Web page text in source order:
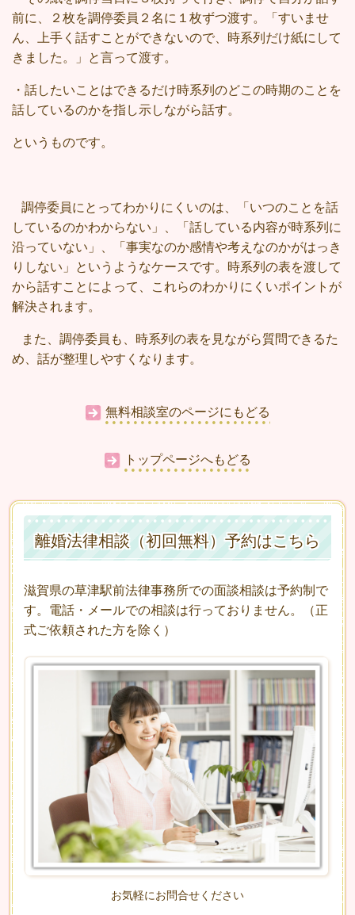
前に、２枚を調停委員２名に１枚ずつ渡す。「すいませ
ん、上手く話すことができないので、時系列だけ紙にして
きました。」と言って渡す。
・話したいことはできるだけ時系列のどこの時期のことを
話しているのかを指し示しながら話す。
というものです。
調停委員にとってわかりにくいのは、「いつのことを話
しているのかわからない」、「話している内容が時系列に
沿っていない」、「事実なのか感情や考えなのかがはっき
りしない」というようなケースです。時系列の表を渡して
から話すことによって、これらのわかりにくいポイントが
解決されます。
また、調停委員も、時系列の表を見ながら質問できるた
め、話が整理しやすくなります。
無料相談室のページにもどる
トップページへもどる
離婚法律相談（初回無料）予約はこちら
滋賀県の草津駅前法律事務所での面談相談は予約制で
す。電話・メールでの相談は行っておりません。（正
式ご依頼された方を除く）
お気軽にお問合せください